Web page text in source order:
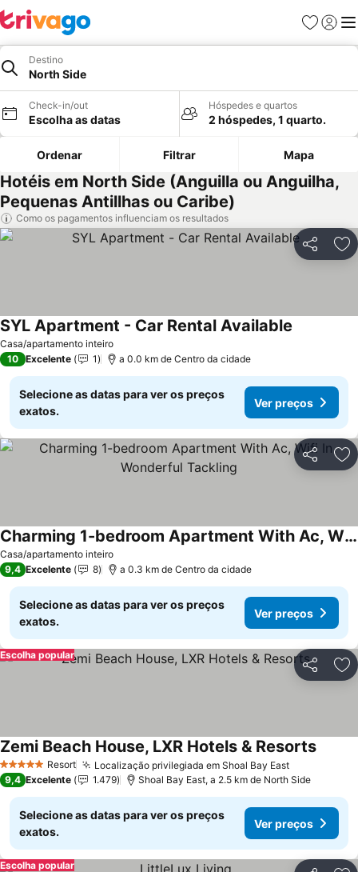
Favoritos
Iniciar
Destino
North Side
Check-in/out
Escolha as datas
Hóspedes e quartos
2 hóspedes, 1 quarto.
Ordenar Filtrar Mapa
Hotéis em North Side (Anguilla ou Anguilha,
Pequenas Antillhas ou Caribe)
Como os pagamentos influenciam os resultados
Partilhar
Casa/apartamento inteiro
SYL Apartment - Car Rental Available
10 Excelente 1 a 0.0 km de Centro da cidade
Selecione as datas para ver os preços
exatos.
Ver preços
Partilhar
Casa/apartamento inteiro
Charming 1-bedroom Apartment With Ac, Wifi In Wonderful Tackling
Ver preços
9,4 Excelente 8 a 0.3 km de Centro da cidade
Selecione as datas para ver os preços
exatos.
Ver preços
Partilhar
Escolha popular
5 Estrelas Resort Localização privilegiada em Shoal Bay EastVer preços
Zemi Beach House, LXR Hotels & ResortsVer
9,4 Excelente 1.479 Shoal Bay East, a 2.5 km de North Side
Selecione as datas para ver os preços
exatos.
Ver preços
Escolha popular